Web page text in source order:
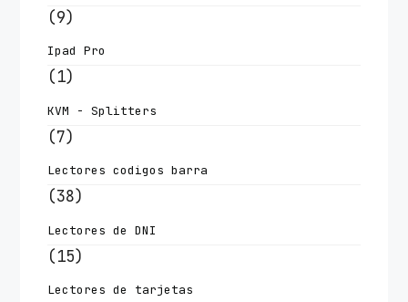
(9)
Ipad Pro
(1)
KVM - Splitters
(7)
Lectores codigos barra
(38)
Lectores de DNI
(15)
Lectores de tarjetas